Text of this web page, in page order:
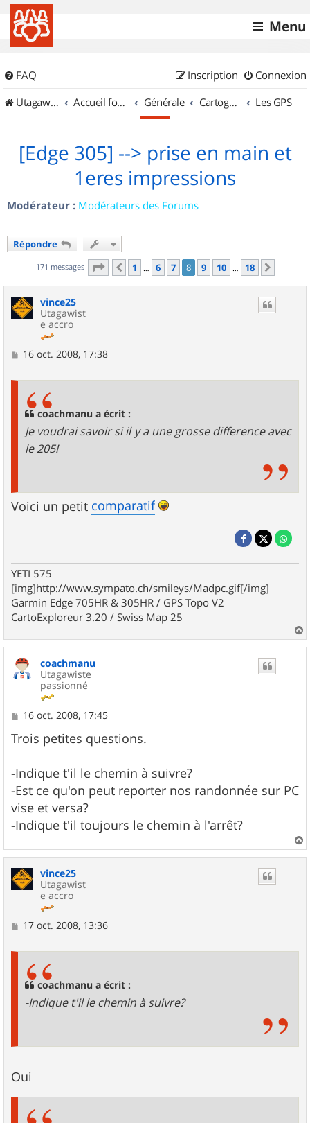
Menu
FAQ Connexion
Inscription
UtagawaVTT (Randos VTT et VTTAE avec traces GPS)
Accueil forum Générale Cartographie et GPS Les GPS
[Edge 305] --> prise en main et
1eres impressions
Modérateur : Modérateurs des Forums
Répondre
171 messages Page 8sur 18
Précédent
1 … 6 7 8 9 10 … 18
vince25
Utagawist
e accro
M16 oct. 2008, 17:38
coachmanu a écrit :
Je voudrai savoir si il y a une grosse difference avec
le 205!
Voici un petit comparatif
YETI 575
[img]http://www.sympato.ch/smileys/Madpc.gif[/img]
Garmin Edge 705HR & 305HR / GPS Topo V2
CartoExploreur 3.20 / Swiss Map 25
a
u
coachmanu
Utagawiste
passionné
M
s
s
g
e
16 oct. 2008, 17:45
Trois petites questions.
-Indique t'il le chemin à suivre?
-Est ce qu'on peut reporter nos randonnée sur PC
vise et versa?
-Indique t'il toujours le chemin à l'arrêt?
a
vince25
Utagawist
e accro
M17 oct. 2008, 13:36
coachmanu a écrit :
-Indique t'il le chemin à suivre?
Oui